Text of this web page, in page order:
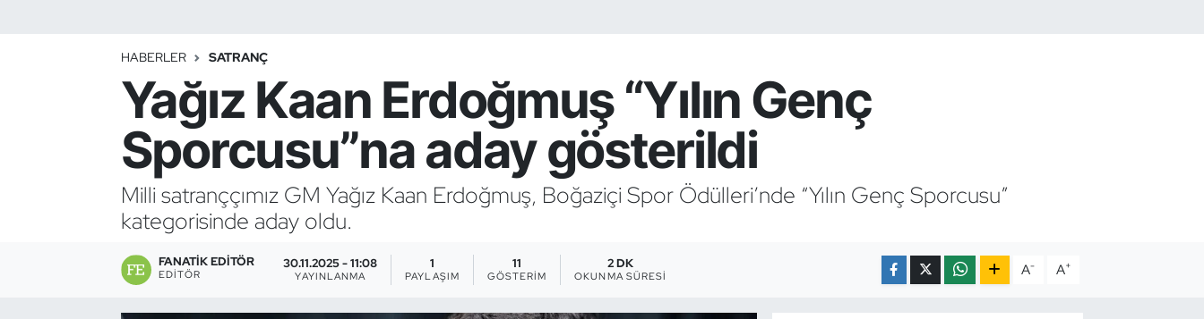
HABERLER SATRANÇ
Yağız Kaan Erdoğmuş “Yılın Genç
Sporcusu”na aday gösterildi
Milli satranççımız GM Yağız Kaan Erdoğmuş, Boğaziçi Spor Ödülleri’nde “Yılın Genç Sporcusu”
kategorisinde aday oldu.
FANATIK EDITÖR
EDITÖR
30.11.2025 - 11:08
YAYINLANMA
1
PAYLAŞIM
11
GÖSTERIM
2 DK
OKUNMA SÜRESI A- A+
Bocce Bowling Dart
Buz Hokeyi